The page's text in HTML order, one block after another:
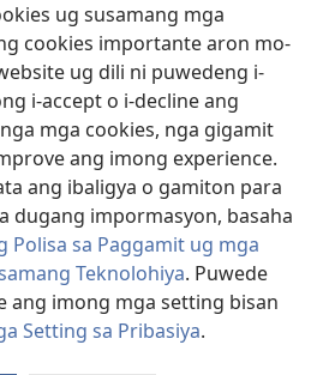
ug susamang mga
cookies importante aron mo-
ug dili ni puwedeng i-
i-accept o i-decline ang
mga cookies, nga gigamit
ang imong experience.
ang ibaligya o gamiton para
dugang impormasyon, basaha
Polisa sa Paggamit ug mga
Teknolohiya. Puwede
ang imong mga setting bisan
Setting sa Pribasiya.
LIBRARYA
Bible and Tract Society of Pennsylvania.
|POLISA SA PRIBASIYA|
SA PRIBASIYA